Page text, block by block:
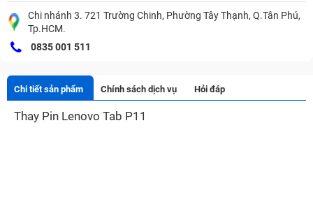
Chi nhánh 3. 721 Trường Chinh, Phường Tây Thạnh, Q.Tân Phú,
Tp.HCM.
0835 001 511
Chi tiết sản phẩm Chính sách dịch vụ Hỏi đáp
Thay Pin Lenovo Tab P11